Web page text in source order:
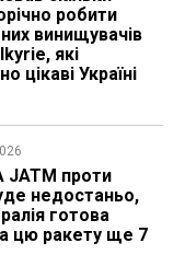
робити
винищувачів
які
цікаві Україні
JATM проти
недостаньо,
готова
цю ракету ще 7